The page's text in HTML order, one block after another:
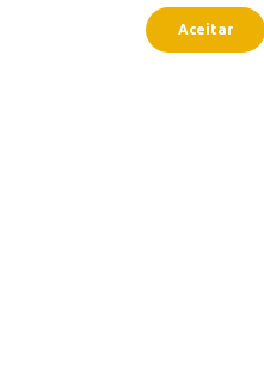
Aceitar